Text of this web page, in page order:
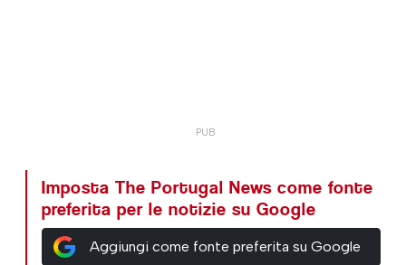
Imposta The Portugal News come fonte
preferita per le notizie su Google
Aggiungi come fonte preferita su Google